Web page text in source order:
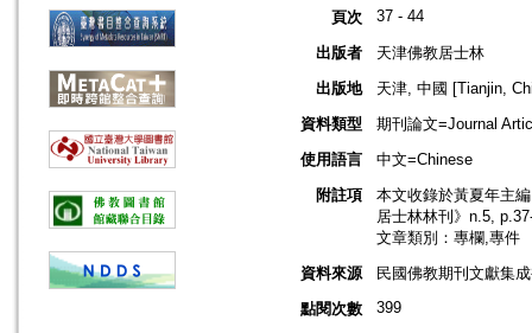
頁次 37 - 44
出版者
天津佛教居士林
出版地
天津, 中國 [Tianjin,
資料類型
期刊論文=Journal
使用語言
中文=Chinese
附註項
本文收錄於黃夏年主
居士林林刊》n.5,
文章類別：專欄,專件
資料來源
民國佛教期刊文獻集
點閱次數
399